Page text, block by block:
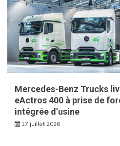
Mercedes-Benz Trucks
eActros 400 à prise de
intégrée d’usine
17 juillet 2026